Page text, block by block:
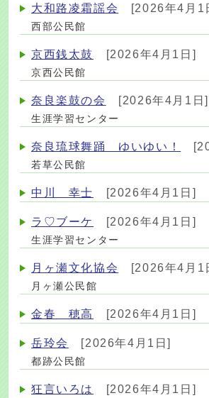
大和路凌霜謡会 [2026年4月1
西部公民館
京西銭太鼓 [2026年4月1日]
京西公民館
奈良楽鼓の会 [2026年4月1日]
生涯学習センター
奈良琉球舞踊 ゆいゆい！
若草公民館
中川 幸士 [2026年4月1日]
ラ♡ブーケ [2026年4月1日]
生涯学習センター
月ヶ瀬文化協会 [2026年4月1
月ヶ瀬公民館
金春 穂高 [2026年4月1日]
岳玲会 [2026年4月1日]
都跡公民館
狂言いろは [2026年4月1日]